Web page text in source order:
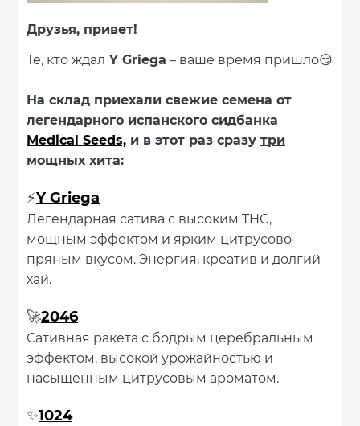
Друзья, привет!
Те, кто ждал Y Griega – ваше время пришло😏
На склад приехали свежие семена от
легендарного испанского сидбанка
Medical Seeds, и в этот раз сразу три
мощных хита:
⚡Y Griega
Легендарная сатива с высоким THC,
мощным эффектом и ярким цитрусово-
пряным вкусом. Энергия, креатив и долгий
хай.
🚀2046
Сативная ракета с бодрым церебральным
эффектом, высокой урожайностью и
насыщенным цитрусовым ароматом.
✨1024